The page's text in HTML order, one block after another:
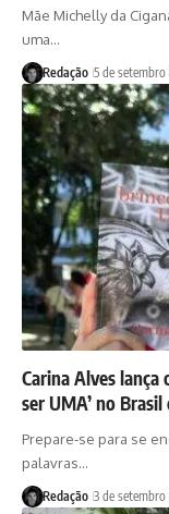
Mãe Michelly da
uma…
Redação 5 de setembro
Carina Alves lança
ser UMA’ no
Prepare-se para se
palavras…
Redação 3 de setembro